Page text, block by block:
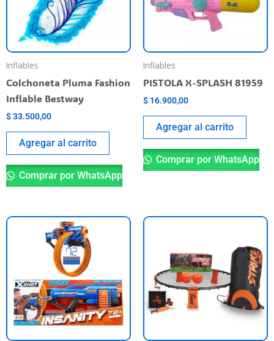
Inflables
Colchoneta Pluma Fashion
Inflable Bestway
$33.500,00
Agregar al carrito
Comprar por WhatsApp
Inflables
PISTOLA X-SPLASH 81959
$ 16.900,00
Agregar al carrito
Comprar por WhatsApp